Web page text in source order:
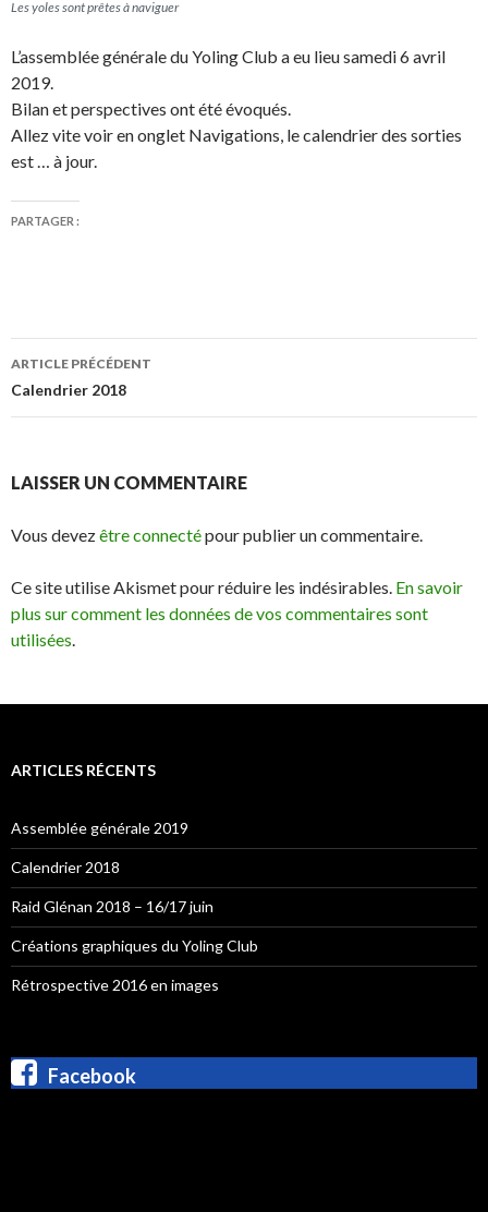
Les yoles sont prêtes à naviguer
L’assemblée générale du Yoling Club a eu lieu samedi 6 avril
2019.
Bilan et perspectives ont été évoqués.
Allez vite voir en onglet Navigations, le calendrier des sorties
est … à jour.
PARTAGER :
Navigation
des
ARTICLE PRÉCÉDENT
Calendrier 2018
LAISSER UN COMMENTAIRE
Vous devezêtre connectépour publier un commentaire.
Ce site utilise Akismet pour réduire les indésirables. En savoir
plus sur comment les données de vos commentaires sont
utilisées
ARTICLES RÉCENTS
Assemblée générale 2019
Calendrier 2018
Raid Glénan 2018 – 16/17 juin
Créations graphiques du Yoling Club
Rétrospective 2016 en images
Facebook